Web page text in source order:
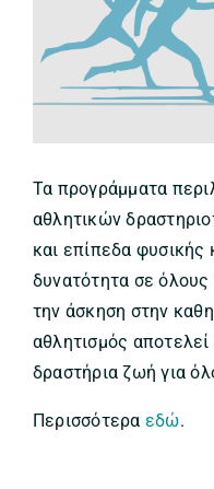
Τα προγράμματα
αθλητικών
και επίπεδα φυσικής
δυνατότητα σε
την άσκηση στην
αθλητισμός αποτελεί
δραστήρια ζωή για
Περισσότερα εδώ.